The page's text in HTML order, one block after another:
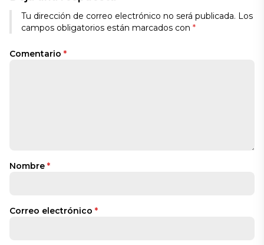
Tu dirección de correo electrónico no será publicada. Los
campos obligatorios están marcados con *
Comentario *
Nombre *
Correo electrónico *